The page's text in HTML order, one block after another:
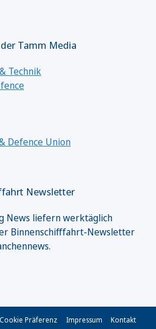
Tamm Media
Technik
Defence Union
Newsletter
News liefern werktäglich
Binnenschifffahrt-Newsletter
Cookie Präferenz Impressum Kontakt